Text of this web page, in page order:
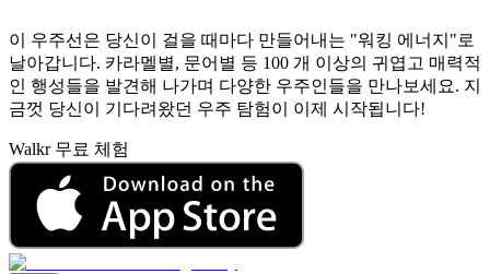
이 우주선은 당신이 걸을 때마다 만들어내는 "워킹 에너지"로
날아갑니다. 카라멜별, 문어별 등 100 개 이상의 귀엽고 매력적
인 행성들을 발견해 나가며 다양한 우주인들을 만나보세요. 지
금껏 당신이 기다려왔던 우주 탐험이 이제 시작됩니다!
Walkr 무료 체험